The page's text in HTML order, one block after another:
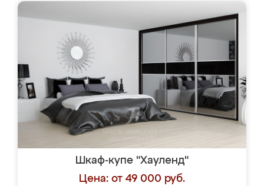
Шкаф-купе "Хауленд"
Цена: от 49 000 руб.